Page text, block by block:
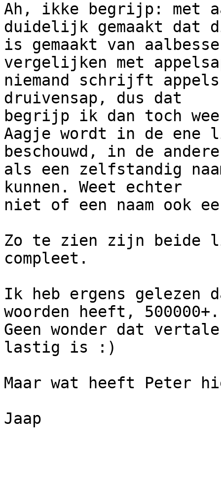
Ah, ikke begrijp: met
duidelijk gemaakt dat
is gemaakt van
vergelijken met
niemand schrijft
druivensap, dus dat
begrijp ik dan toch
Aagje wordt in de ene
beschouwd, in de
als een zelfstandig
kunnen. Weet echter
niet of een naam ook
Zo te zien zijn beide
compleet.
Ik heb ergens gelezen
woorden heeft, 500000+.
Geen wonder dat
lastig is :)
Maar wat heeft Peter
Jaap